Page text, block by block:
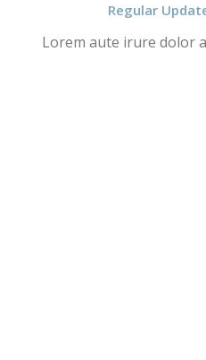
Regular
Lorem aute irure dolor